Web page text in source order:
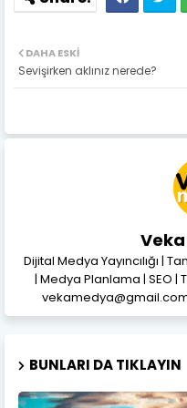
DAHA ESKI
Sevişirken aklınız nerede?
Dijital Medya Yayıncılığı |
| Medya Planlama | SEO |
BUNLARI DA TIKLAYIN